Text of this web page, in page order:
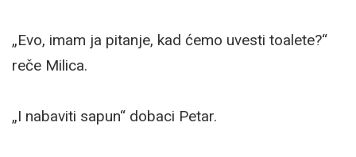
„Evo, imam ja pitanje, kad ćemo uvesti toalete?“
reče Milica.
„I nabaviti sapun“ dobaci Petar.